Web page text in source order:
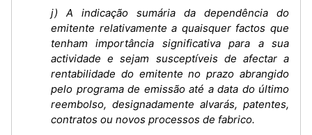
j) A indicação sumária da dependência do
emitente relativamente a quaisquer factos que
tenham importância significativa para a sua
actividade e sejam susceptíveis de afectar a
rentabilidade do emitente no prazo abrangido
pelo programa de emissão até a data do último
reembolso, designadamente alvarás, patentes,
contratos ou novos processos de fabrico.